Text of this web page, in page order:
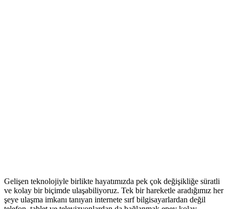
Gelişen teknolojiyle birlikte hayatımızda pek çok değişikliğe süratli
ve kolay bir biçimde ulaşabiliyoruz. Tek bir hareketle aradığımız her
şeye ulaşma imkanı tanıyan internete sırf bilgisayarlardan değil